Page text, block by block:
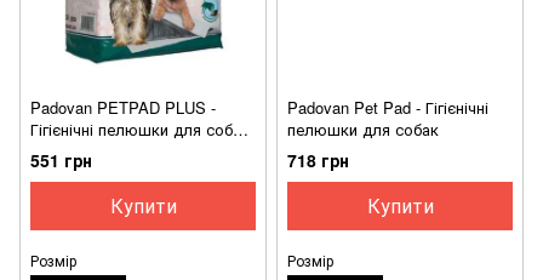
Padovan PETPAD PLUS -
Гігієнічні пелюшки для собак
з активованим вугіллям та
феромонами
551 грн
Купити
Розмір
Padovan Pet Pad - Гігієнічні
пелюшки для собак
718 грн
Купити
Розмір